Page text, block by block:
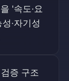
'속도·요
·자기성
증 구조